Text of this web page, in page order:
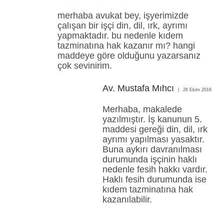
merhaba avukat bey, işyerimizde
çalışan bir işçi din, dil, ırk, ayrımı
yapmaktadır. bu nedenle kıdem
tazminatına hak kazanır mı? hangi
maddeye göre olduğunu yazarsanız
çok sevinirim.
Av. Mustafa Mıhcı 26 Ekim 2016
Merhaba, makalede
yazılmıştır. İş kanunun 5.
maddesi gereği din, dil, ırk
ayrımı yapılması yasaktır.
Buna aykırı davranılması
durumunda işçinin haklı
nedenle fesih hakkı vardır.
Haklı fesih durumunda ise
kıdem tazminatına hak
kazanılabilir.